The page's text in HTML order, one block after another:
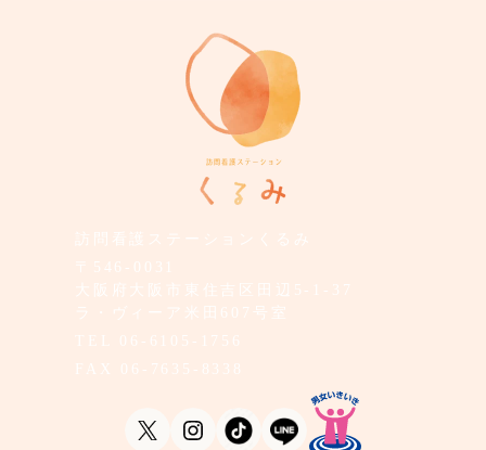
訪問看護ステーションくるみ
〒546-0031
大阪府大阪市東住吉区田辺5-1-37
ラ・ヴィーア米田607号室
06-6105-1756
FAX
06-7635-8338